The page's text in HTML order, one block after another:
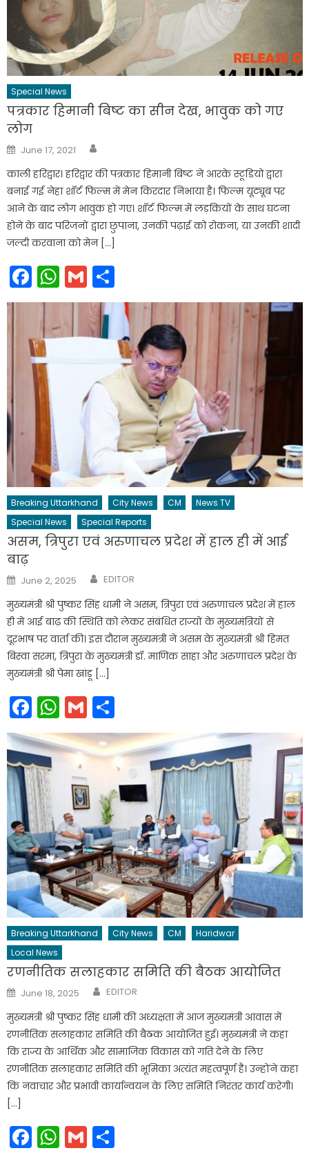
Special News
पत्रकार हिमानी बिष्ट का सीन देख, भावुक को गए
लोग
Posted
on
June 17, 2021
काली हरिद्वार। हरिद्वार की पत्रकार हिमानी बिष्ट ने आरके स्टूडियो द्वारा
बनाई गई नेहा शॉर्ट फिल्म में मेन किरदार निभाया है। फिल्म यूट्यूब पर
आने के बाद लोग भावुक हो गए। शॉर्ट फिल्म में लड़कियों के साथ घटना
होने के बाद परिजनों द्वारा छुपाना, उनकी पढ़ाई को रोकना, या उनकी शादी
जल्दी करवाना को मेन […]
Facebook
WhatsApp
Gmail
Breaking Uttarkhand City News CM
News TV
Special News
Special Reports
असम, त्रिपुरा एवं अरुणाचल प्रदेश में हाल ही में आई
बाढ़
Posted
on
June 2, 2025 Author
EDITOR
मुख्यमंत्री श्री पुष्कर सिंह धामी ने असम, त्रिपुरा एवं अरुणाचल प्रदेश में हाल
ही में आई बाढ़ की स्थिति को लेकर संबंधित राज्यों के मुख्यमंत्रियों से
दूरभाष पर वार्ता की। इस दौरान मुख्यमंत्री ने असम के मुख्यमंत्री श्री हिमंत
बिस्वा सरमा, त्रिपुरा के मुख्यमंत्री डॉ. माणिक साहा और अरुणाचल प्रदेश के
मुख्यमंत्री श्री पेमा खांडू […]
Facebook
WhatsApp
Gmail
Breaking Uttarkhand City News CM
Haridwar
Local News
रणनीतिक सलाहकार समिति की बैठक आयोजित
Posted
on
June 18, 2025 Author
EDITOR
मुख्यमंत्री श्री पुष्कर सिंह धामी की अध्यक्षता में आज मुख्यमंत्री आवास में
रणनीतिक सलाहकार समिति की बैठक आयोजित हुई। मुख्यमंत्री ने कहा
कि राज्य के आर्थिक और सामाजिक विकास को गति देने के लिए
रणनीतिक सलाहकार समिति की भूमिका अत्यंत महत्वपूर्ण है। उन्होंने कहा
कि नवाचार और प्रभावी कार्यान्वयन के लिए समिति निरंतर कार्य करेगी।
[…]
Facebook
WhatsApp
Gmail